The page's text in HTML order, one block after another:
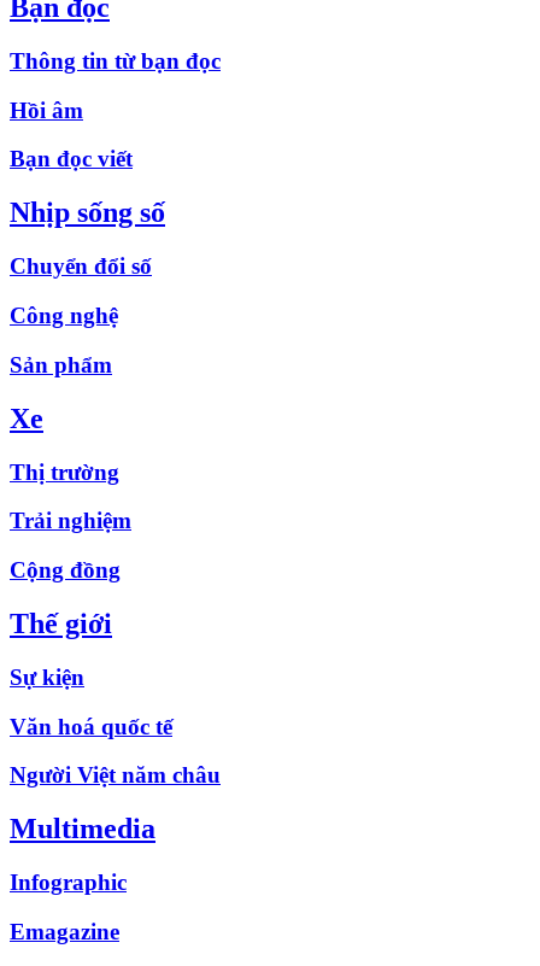
Bạn đọc
Thông tin từ bạn đọc
Hồi âm
Bạn đọc viết
Nhịp sống số
Chuyển đổi số
Công nghệ
Sản phẩm
Xe
Thị trường
Trải nghiệm
Cộng đồng
Thế giới
Sự kiện
Văn hoá quốc tế
Người Việt năm châu
Multimedia
Infographic
Emagazine